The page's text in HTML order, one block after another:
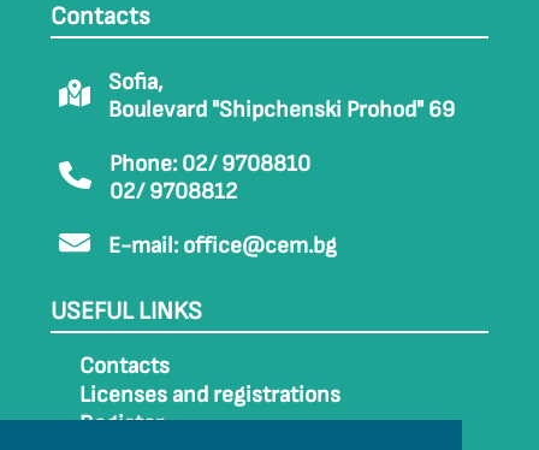
Contacts
Sofia,
Boulevard "Shipchenski Prohod" 69
Phone: 02/ 9708810
02/ 9708812
E-mail: office@cem.bg
USEFUL LINKS
Contacts
Licenses and registrations
Register